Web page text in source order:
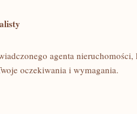
agenta
oczekiwania i wymagania.